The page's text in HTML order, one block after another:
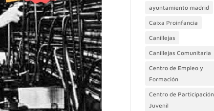
ayuntamiento madrid
Caixa Proinfancia
Canillejas
Canillejas Comunitaria
Centro de Empleo y
Formación
Centro de Participación
Juvenil